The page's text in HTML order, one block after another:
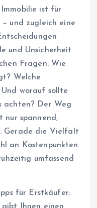
ist für
und zugleich eine
und Unsicherheit
Fragen: Wie
Welche
worauf sollte
achten? Der Weg
nur spannend,
Gerade die Vielfalt
an Kostenpunkten
umfassend
für Erstkäufer:
gibt Ihnen einen